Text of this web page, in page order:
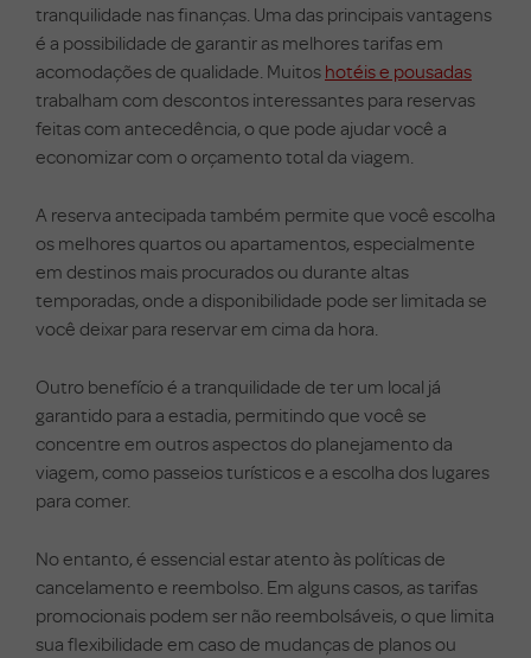
tranquilidade nas finanças. Uma das principais vantagens
é a possibilidade de garantir as melhores tarifas em
acomodações de qualidade. Muitos hotéis e pousadas
trabalham com descontos interessantes para reservas
feitas com antecedência, o que pode ajudar você a
economizar com o orçamento total da viagem.
A reserva antecipada também permite que você escolha
os melhores quartos ou apartamentos, especialmente
em destinos mais procurados ou durante altas
temporadas, onde a disponibilidade pode ser limitada se
você deixar para reservar em cima da hora.
Outro benefício é a tranquilidade de ter um local já
garantido para a estadia, permitindo que você se
concentre em outros aspectos do planejamento da
viagem, como passeios turísticos e a escolha dos lugares
para comer.
No entanto, é essencial estar atento às políticas de
cancelamento e reembolso. Em alguns casos, as tarifas
promocionais podem ser não reembolsáveis, o que limita
sua flexibilidade em caso de mudanças de planos ou